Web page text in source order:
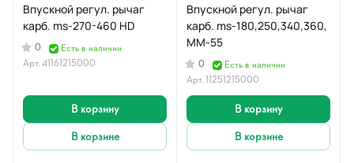
Впускной регул. рычаг
карб. ms-270-460 HD
0
Есть в наличии
Арт.41161215000
В корзину
В корзине
Впускной регул. рычаг
карб. ms-180,250,340,360,
MM-55
0
Есть в наличии
Арт.11251215000
В корзину
В корзине